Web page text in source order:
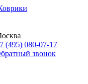
(495) 080-07-17
звонок